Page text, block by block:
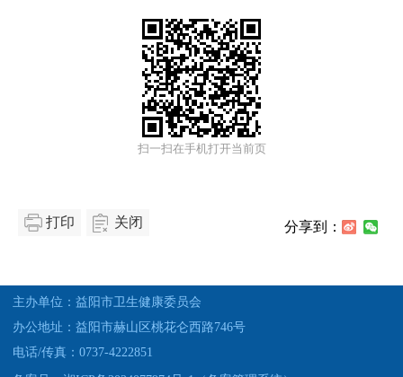
扫一扫在手机打开当前页
打印 关闭 分享到：
主办单位：益阳市卫生健康委员会
办公地址：益阳市赫山区桃花仑西路746号
电话/传真：0737-4222851